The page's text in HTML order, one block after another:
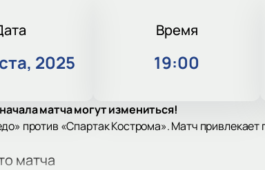
2025
Время
19:00
матча могут измениться!
против «Спартак Кострома». Матч
матча